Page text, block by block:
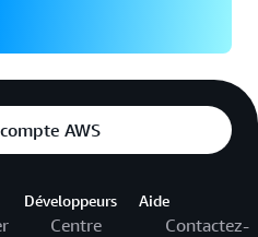
AWS
Développeurs
Centre
Aide
Contactez-